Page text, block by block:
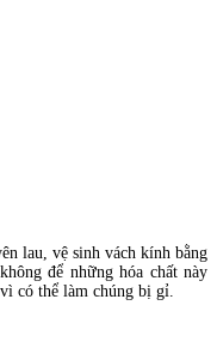
lau, vệ sinh vách kính bằng
để những hóa chất này
có thể làm chúng bị gỉ.